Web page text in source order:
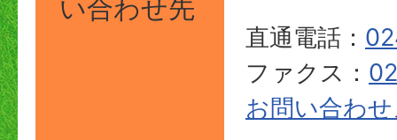
い合わせ先
直通電話：
ファクス：
お問い合わ